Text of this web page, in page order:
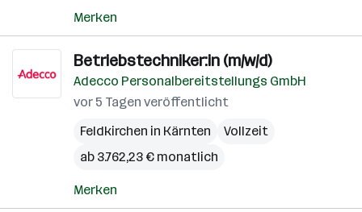
Merken
Betriebstechniker:in (m/w/d)
Adecco Personalbereitstellungs GmbH
vor 5 Tagen veröffentlicht
Feldkirchen in Kärnten
Vollzeit
ab 3.762,23 € monatlich
Merken